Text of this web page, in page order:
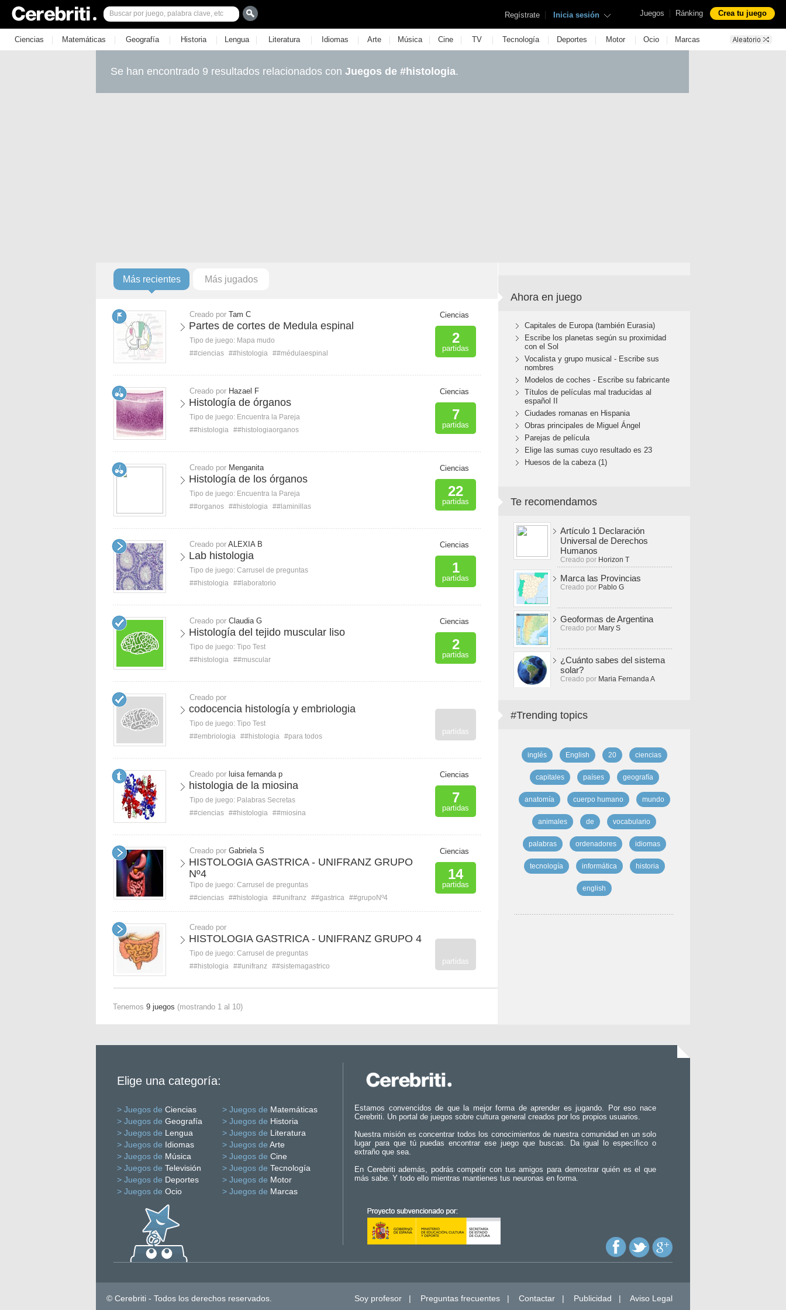
Juegos | Ránking Crea tu juego
Regístrate | Inicia sesión
Ciencias | Matemáticas | Geografía | Historia | Lengua | Literatura | Idiomas | Arte | Música | Cine | TV | Tecnología | Deportes | Motor | Ocio | Marcas
Se han encontrado 9 resultados relacionados con Juegos de #histologia.
Más recientes Más jugados
Creado por Tam C
Partes de cortes de Medula espinal
Tipo de juego: Mapa mudo
##ciencias ##histologia ##médulaespinal
Ciencias
2
partidas
Creado por Hazael F
Histología de órganos
Tipo de juego: Encuentra la Pareja
##histologia ##histologiaorganos
Ciencias
7
partidas
Creado por Menganita
Histología de los órganos
Tipo de juego: Encuentra la Pareja
##organos ##histologia ##laminillas
Ciencias
22
partidas
Creado por ALEXIA B
Lab histologia
Tipo de juego: Carrusel de preguntas
##histologia ##laboratorio
Ciencias
1
partidas
Creado por Claudia G
Histología del tejido muscular liso
Tipo de juego: Tipo Test
##histologia ##muscular
Ciencias
2
partidas
Creado por
codocencia histología y embriologia
Tipo de juego: Tipo Test
##embriologia ##histologia #para todos
partidas
Creado por luisa fernanda p
histologia de la miosina
Tipo de juego: Palabras Secretas
##ciencias ##histologia ##miosina
Ciencias
7
partidas
Creado por Gabriela S
HISTOLOGIA GASTRICA - UNIFRANZ GRUPO
Nº4
Tipo de juego: Carrusel de preguntas
##ciencias ##histologia ##unifranz ##gastrica ##grupoNº4
Ciencias
14
partidas
Creado por
HISTOLOGIA GASTRICA - UNIFRANZ GRUPO 4
Tipo de juego: Carrusel de preguntas
##histologia ##unifranz ##sistemagastrico
partidas
Tenemos 9 juegos (mostrando 1 al 10)
Ahora en juego
Capitales de Europa (también Eurasia)
Escribe los planetas según su proximidad
con el Sol
Vocalista y grupo musical - Escribe sus
nombres
Modelos de coches - Escribe su fabricante
Títulos de películas mal traducidas al
español II
Ciudades romanas en Hispania
Obras principales de Miguel Ángel
Parejas de película
Elige las sumas cuyo resultado es 23
Huesos de la cabeza (1)
Te recomendamos
Artículo 1 Declaración
Universal de Derechos
Humanos
Creado por Horizon T
Marca las Provincias
Creado por Pablo G
Geoformas de Argentina
Creado por Mary S
¿Cuánto sabes del sistema
solar?
Creado por Maria Fernanda A
#Trending topics
inglés English 20 ciencias
capitales países geografía
anatomía cuerpo humano mundo
animales de vocabulario
palabras ordenadores idiomas
tecnología informática historia
english
Elige una categoría:
> Juegos de Ciencias > Juegos de Matemáticas
> Juegos de Geografía > Juegos de Historia
> Juegos de Lengua > Juegos de Literatura
> Juegos de Idiomas > Juegos de Arte
> Juegos de Música > Juegos de Cine
> Juegos de Televisión > Juegos de Tecnología
> Juegos de Deportes > Juegos de Motor
> Juegos de Ocio > Juegos de Marcas
Estamos convencidos de que la mejor forma de aprender es jugando. Por eso nace
Cerebriti. Un portal de juegos sobre cultura general creados por los propios usuarios.
Nuestra misión es concentrar todos los conocimientos de nuestra comunidad en un solo
lugar para que tú puedas encontrar ese juego que buscas. Da igual lo específico o
extraño que sea.
En Cerebriti además, podrás competir con tus amigos para demostrar quién es el que
más sabe. Y todo ello mientras mantienes tus neuronas en forma.
© Cerebriti - Todos los derechos reservados. Soy profesor | Preguntas frecuentes | Contactar | Publicidad | Aviso Legal